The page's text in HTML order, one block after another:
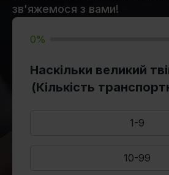
зв'яжемося з вами!
0%
Наскільки великий
(Кількість
1-9
10-99